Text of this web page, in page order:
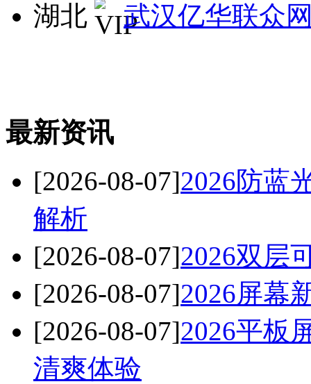
湖北
武汉亿华联众
最新资讯
[2026-08-07]2026防蓝
解析
[2026-08-07]2026双层
[2026-08-07]2026屏幕
[2026-08-07]2026平板
清爽体验